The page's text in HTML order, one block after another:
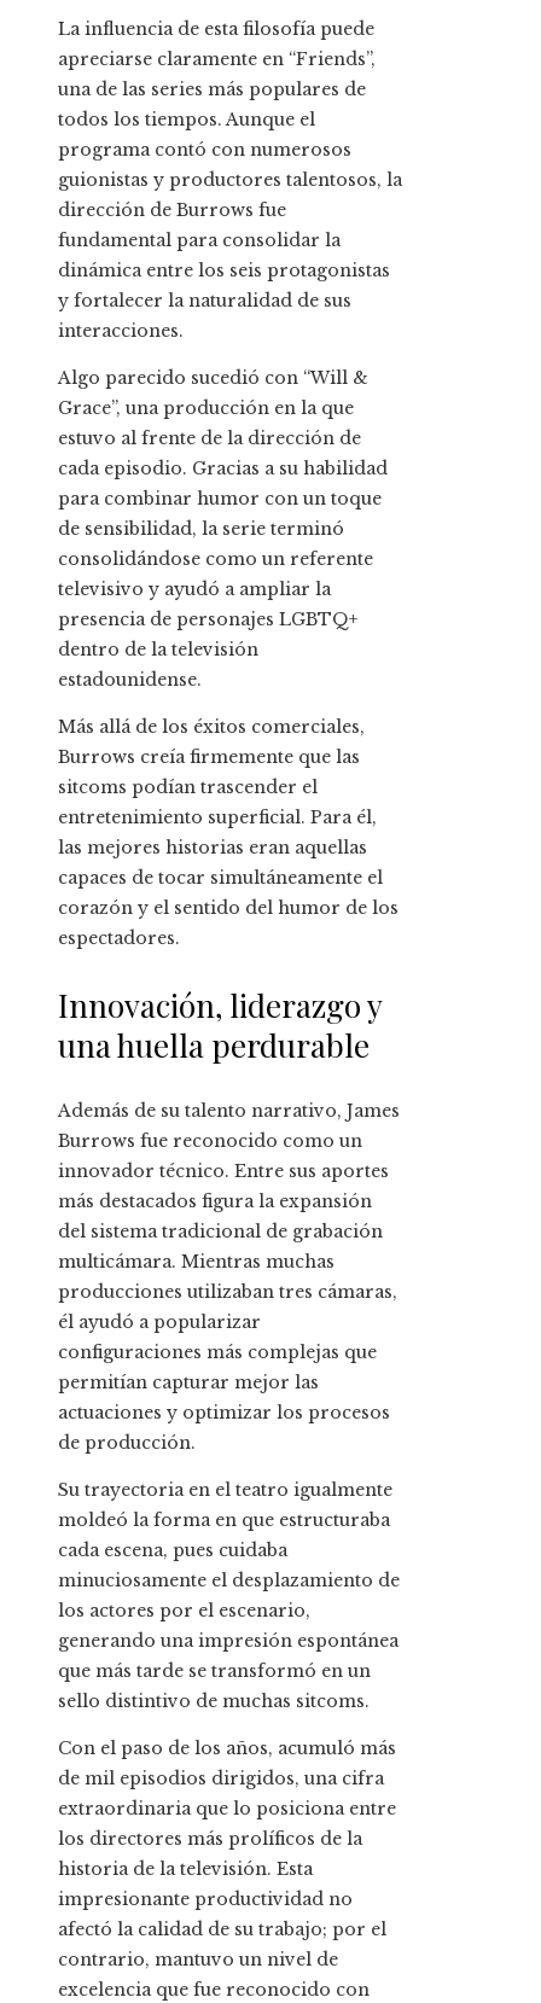
La influencia de esta filosofía puede
apreciarse claramente en “Friends”,
una de las series más populares de
todos los tiempos. Aunque el
programa contó con numerosos
guionistas y productores talentosos, la
dirección de Burrows fue
fundamental para consolidar la
dinámica entre los seis protagonistas
y fortalecer la naturalidad de sus
interacciones.
Algo parecido sucedió con “Will &
Grace”, una producción en la que
estuvo al frente de la dirección de
cada episodio. Gracias a su habilidad
para combinar humor con un toque
de sensibilidad, la serie terminó
consolidándose como un referente
televisivo y ayudó a ampliar la
presencia de personajes LGBTQ+
dentro de la televisión
estadounidense.
Más allá de los éxitos comerciales,
Burrows creía firmemente que las
sitcoms podían trascender el
entretenimiento superficial. Para él,
las mejores historias eran aquellas
capaces de tocar simultáneamente el
corazón y el sentido del humor de los
espectadores.
Innovación, liderazgo y
una huella perdurable
Además de su talento narrativo, James
Burrows fue reconocido como un
innovador técnico. Entre sus aportes
más destacados figura la expansión
del sistema tradicional de grabación
multicámara. Mientras muchas
producciones utilizaban tres cámaras,
él ayudó a popularizar
configuraciones más complejas que
permitían capturar mejor las
actuaciones y optimizar los procesos
de producción.
Su trayectoria en el teatro igualmente
moldeó la forma en que estructuraba
cada escena, pues cuidaba
minuciosamente el desplazamiento de
los actores por el escenario,
generando una impresión espontánea
que más tarde se transformó en un
sello distintivo de muchas sitcoms.
Con el paso de los años, acumuló más
de mil episodios dirigidos, una cifra
extraordinaria que lo posiciona entre
los directores más prolíficos de la
historia de la televisión. Esta
impresionante productividad no
afectó la calidad de su trabajo; por el
contrario, mantuvo un nivel de
excelencia que fue reconocido con